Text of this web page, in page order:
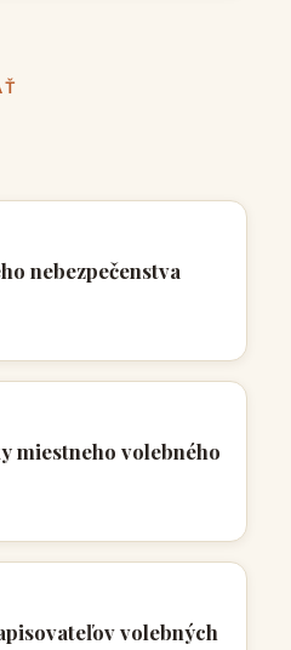
nebezpečenstva
miestneho volebného
volebných